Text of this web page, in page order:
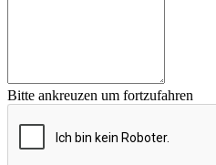
Bitte ankreuzen um fortzufahren